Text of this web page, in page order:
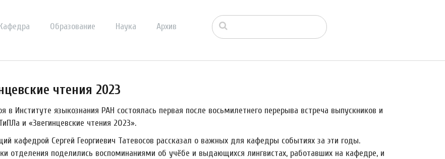
Образование Наука Архив
чтения 2023
в Институте языкознания РАН состоялась первая после восьмилетнего перерыва встреча выпускников и
и «Звегинцевские чтения 2023».
кафедрой Сергей Георгиевич Татевосов рассказал о важных для кафедры событиях за эти годы.
отделения поделились воспоминаниями об учёбе и выдающихся лингвистах, работавших на кафедре, и